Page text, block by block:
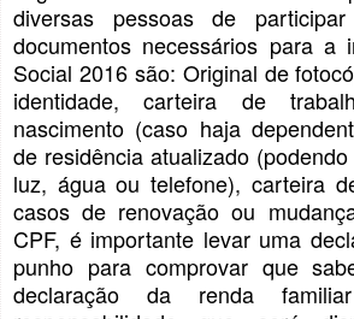
diversas pessoas de
documentos necessários para a
Social 2016 são: Original de
identidade, carteira de
nascimento (caso haja
de residência atualizado
luz, água ou telefone), carteira
casos de renovação ou
CPF, é importante levar uma
punho para comprovar que
declaração da renda